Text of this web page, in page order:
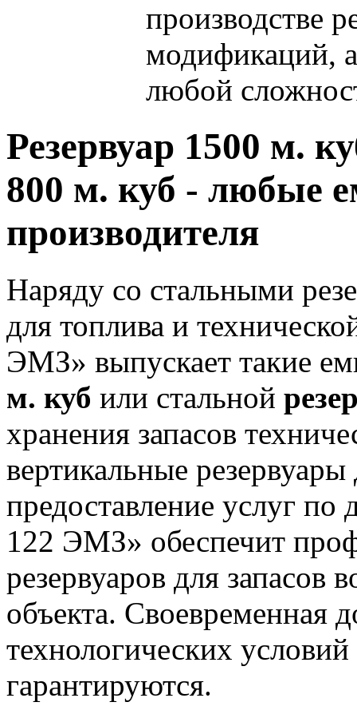
производстве
модификаций,
любой
Резервуар 1500 м.
800 м. куб - любые
производителя
Наряду со стальными
для топлива и
ЭМЗ» выпускает такие
м. куб или стальной
хранения запасов
вертикальные
предоставление услуг
122 ЭМЗ» обеспечит
резервуаров для запасов
объекта. Своевременная
технологических
гарантируются.